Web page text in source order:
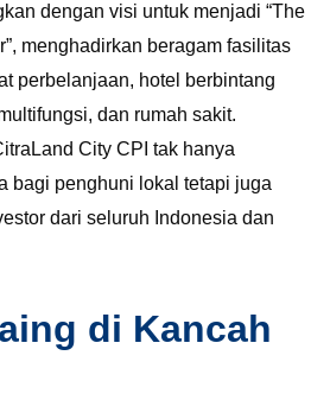
dengan visi untuk menjadi “The
menghadirkan beragam fasilitas
perbelanjaan, hotel berbintang
dan rumah sakit.
City CPI tak hanya
bagi penghuni lokal tetapi juga
dari seluruh Indonesia dan
di Kancah